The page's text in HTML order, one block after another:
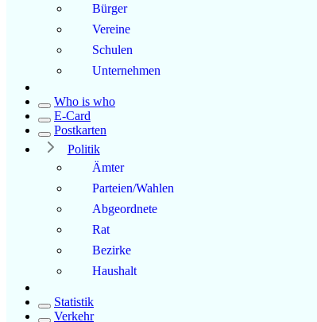
Bürger
Vereine
Schulen
Unternehmen
Who is who
E-Card
Postkarten
Politik
Ämter
Parteien/Wahlen
Abgeordnete
Rat
Bezirke
Haushalt
Statistik
Verkehr